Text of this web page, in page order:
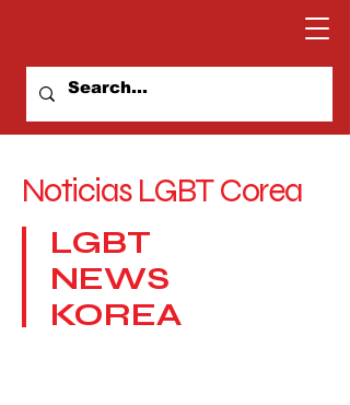
Noticias LGBT Corea
LGBT
NEWS
KOREA